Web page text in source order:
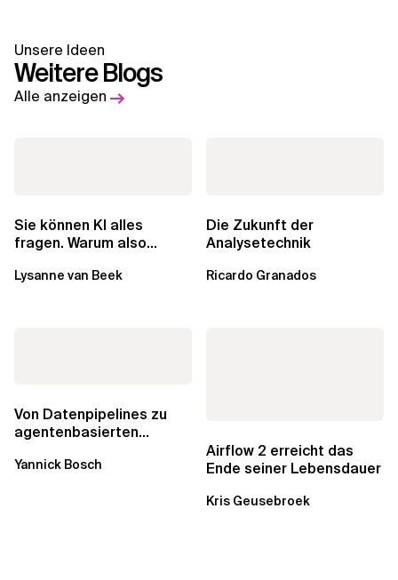
Unsere Ideen
Weitere Blogs
Alle anzeigen
Sie können KI alles
fragen. Warum also
noch?
Lysanne van Beek
Die Zukunft der
Analysetechnik
Ricardo Granados
Von Datenpipelines zu
agentenbasierten
Analytics...
Yannick Bosch
Airflow 2 erreicht das
Ende seiner Lebensdauer
Kris Geusebroek